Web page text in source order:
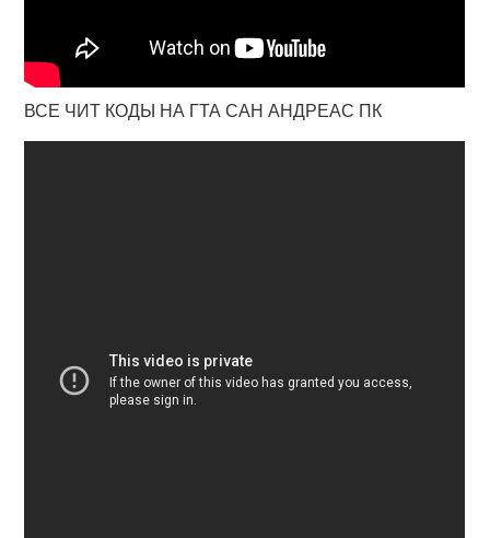
ВСЕ ЧИТ КОДЫ НА ГТА САН АНДРЕАС ПК